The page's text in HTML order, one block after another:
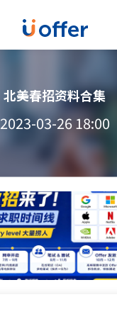
北美春招资料合集
2023-03-26 18:00